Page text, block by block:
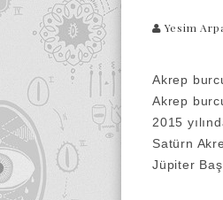
Yesim
Akrep
Akrep
2015
Satürn
Jüpiter